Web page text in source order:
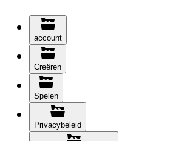
account
Creëren
Spelen
Privacybeleid